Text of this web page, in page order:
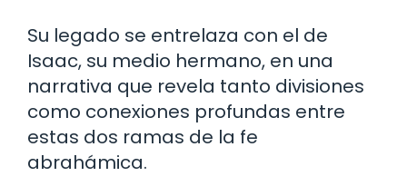
Su legado se entrelaza con el de
Isaac, su medio hermano, en una
narrativa que revela tanto divisiones
como conexiones profundas entre
estas dos ramas de la fe
abrahámica.